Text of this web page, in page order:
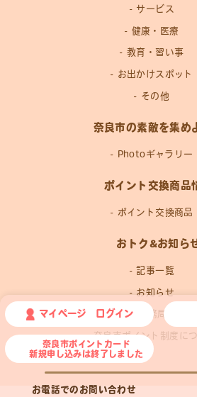
サービス
健康・医療
教育・習い事
お出かけスポット
その他
奈良市の素敵を集め
Photoギャラリー
ポイント交換商品
ポイント交換商品
おトク&お知ら
記事一覧
お知らせ
運営事務局news
奈良市ポイント制度に
マイページ ログイン
奈良市ポイントカード
新規申し込みは終了しました
お電話でのお問い合わせ